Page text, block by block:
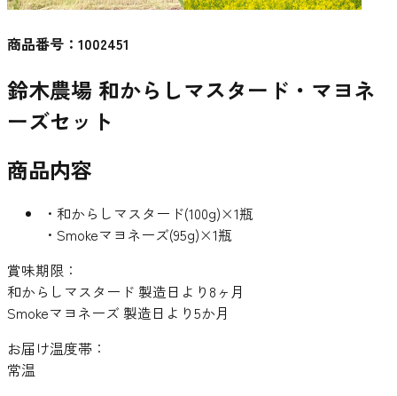
商品番号： 1002451
鈴木農場 和からしマスタード・マヨネ
ーズセット
商品内容
・和からしマスタード(100g)×1瓶
・Smokeマヨネーズ(95g)×1瓶
賞味期限：
和からしマスタード 製造日より8ヶ月
Smokeマヨネーズ 製造日より5か月
お届け温度帯：
常温